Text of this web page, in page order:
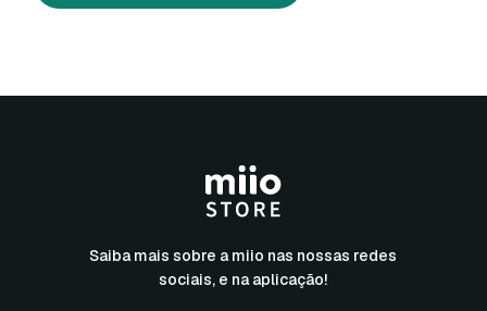
Saiba mais sobre a miio nas nossas redes
sociais, e na aplicação!